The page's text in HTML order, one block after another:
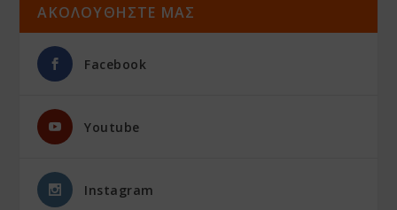
ΑΚΟΛΟΥΘΗΣΤΕ ΜΑΣ
Facebook
Youtube
Instagram